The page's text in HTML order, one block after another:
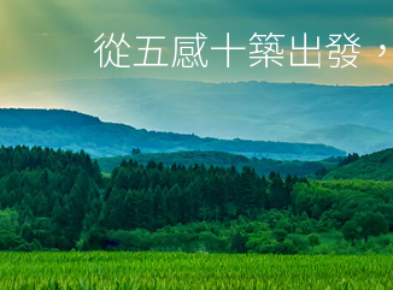
從五感十築出發